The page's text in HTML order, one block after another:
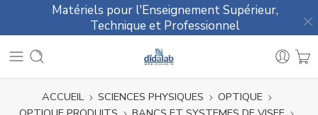
Matériels pour l'Enseignement Supérieur,
Technique et Professionnel
ACCUEIL SCIENCES PHYSIQUES
OPTIQUE